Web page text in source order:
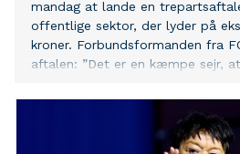
mandag at lande en
offentlige sektor, der lyder på
kroner. Forbundsformanden fra
aftalen: ”Det er en kæmpe sejr,